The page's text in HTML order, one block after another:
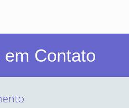
em Contato